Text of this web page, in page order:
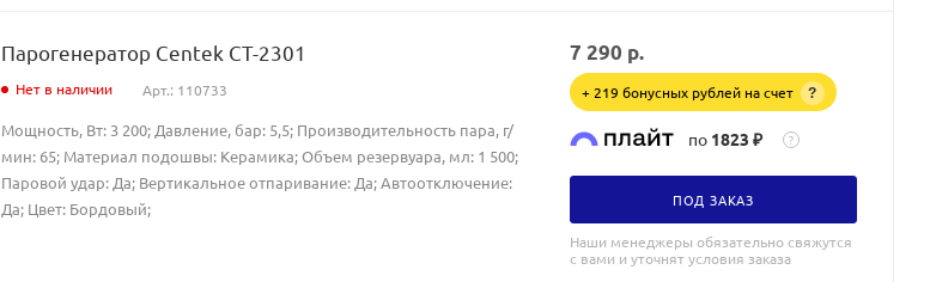
Парогенератор Centek CT-2301
Нет в наличии Арт.: 110733
Мощность, Вт: 3 200; Давление, бар: 5,5; Производительность пара, г/
мин: 65; Материал подошвы: Керамика; Объем резервуара, мл: 1 500;
Паровой удар: Да; Вертикальное отпаривание: Да; Автоотключение:
Да; Цвет: Бордовый;
7 290 р.
+ 219 бонусных рублей на счет ?
по 1823 ₽ ?
ПОД ЗАКАЗ
Наши менеджеры обязательно свяжутся
с вами и уточнят условия заказа